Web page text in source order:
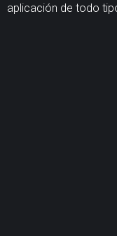
aplicación de todo